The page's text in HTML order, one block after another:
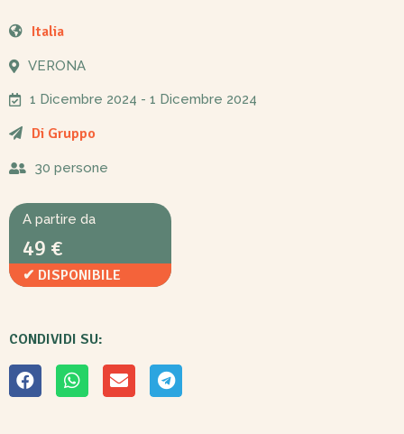
Italia
VERONA
1 Dicembre 2024 - 1 Dicembre 2024
Di Gruppo
30 persone
A partire da
49 €
✔ DISPONIBILE
CONDIVIDI SU: